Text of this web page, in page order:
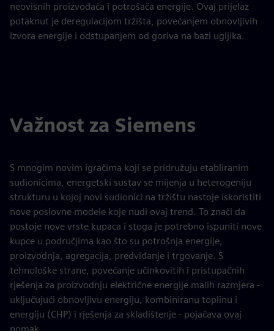
neovisnih proizvođača i potrošača energije. Ovaj prijelaz
potaknut je deregulacijom tržišta, povećanjem obnovljivih
izvora energije i odstupanjem od goriva na bazi ugljika.
Važnost za Siemens
S mnogim novim igračima koji se pridružuju etabliranim
sudionicima, energetski sustav se mijenja u heterogeniju
strukturu u kojoj novi sudionici na tržištu nastoje iskoristiti
nove poslovne modele koje nudi ovaj trend. To znači da
postoje nove vrste kupaca i stoga je potrebno ispuniti nove
kupce u područjima kao što su potrošnja energije,
proizvodnja, agregacija, predviđanje i trgovanje. S
tehnološke strane, povećanje učinkovitih i pristupačnih
rješenja za proizvodnju električne energije malih razmjera -
uključujući obnovljivu energiju, kombiniranu toplinu i
energiju (CHP) i rješenja za skladištenje - pojačava ovaj